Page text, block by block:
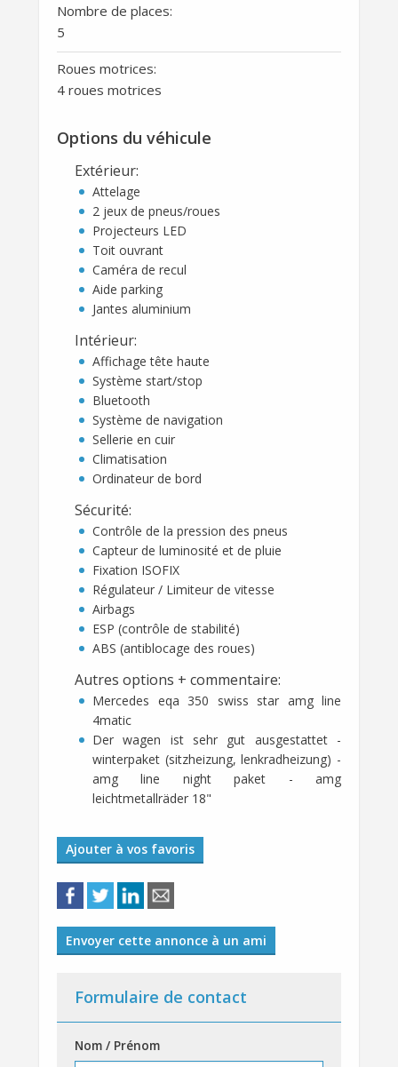
Nombre de places:
5
Roues motrices:
4 roues motrices
Options du véhicule
Extérieur:
Attelage
2 jeux de pneus/roues
Projecteurs LED
Toit ouvrant
Caméra de recul
Aide parking
Jantes aluminium
Intérieur:
Affichage tête haute
Système start/stop
Bluetooth
Système de navigation
Sellerie en cuir
Climatisation
Ordinateur de bord
Sécurité:
Contrôle de la pression des pneus
Capteur de luminosité et de pluie
Fixation ISOFIX
Régulateur / Limiteur de vitesse
Airbags
ESP (contrôle de stabilité)
ABS (antiblocage des roues)
Autres options + commentaire:
Mercedes eqa 350 swiss star amg line
4matic
Der wagen ist sehr gut ausgestattet -
winterpaket (sitzheizung, lenkradheizung) -
amg line night paket - amg
leichtmetallräder 18"
Ajouter à vos favoris
Envoyer cette annonce à un ami
Formulaire de contact
Nom / Prénom